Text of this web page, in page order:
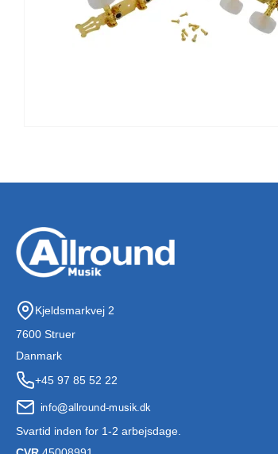
Kjeldsmarkvej 2
7600 Struer
Danmark
+45 97 85 52 22
Svartid inden for 1-2 arbejsdage.